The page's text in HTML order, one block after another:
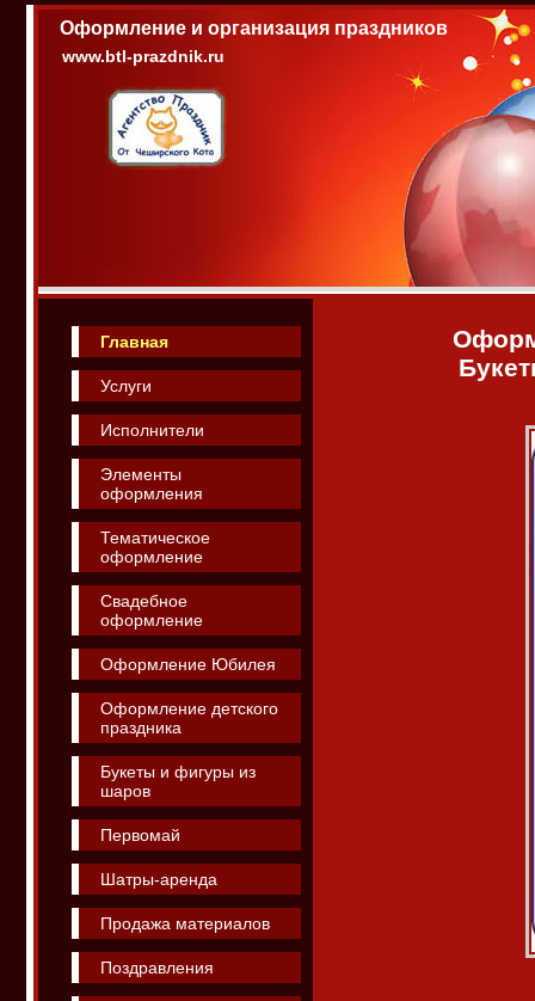
Оформление и организация праздников
www.btl-prazdnik.ru
Главная
Услуги
Исполнители
Элементы
оформления
Тематическое
оформление
Свадебное
оформление
Оформление Юбилея
Оформление детского
праздника
Букеты и фигуры из
шаров
Первомай
Шатры-аренда
Продажа материалов
Поздравления